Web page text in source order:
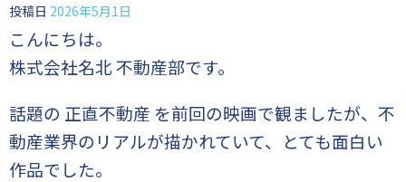
投稿日 2026年5月1日
こんにちは。
株式会社名北 不動産部です。
話題の 正直不動産 を前回の映画で観ましたが、不
動産業界のリアルが描かれていて、とても面白い
作品でした。